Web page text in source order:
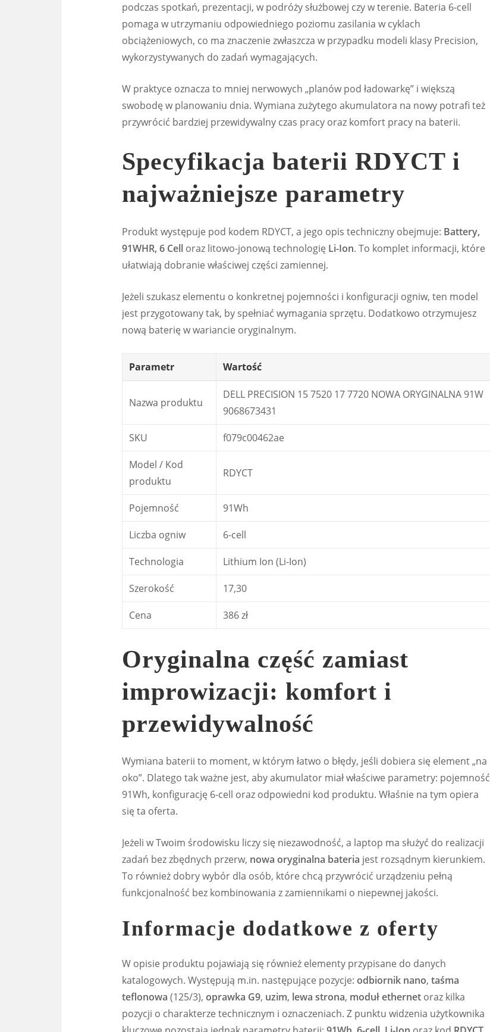
podczas spotkań, prezentacji, w podróży służbowej czy w terenie. Bateria 6-cell
pomaga w utrzymaniu odpowiedniego poziomu zasilania w cyklach
obciążeniowych, co ma znaczenie zwłaszcza w przypadku modeli klasy Precision,
wykorzystywanych do zadań wymagających.
W praktyce oznacza to mniej nerwowych „planów pod ładowarkę” i większą
swobodę w planowaniu dnia. Wymiana zużytego akumulatora na nowy potrafi też
przywrócić bardziej przewidywalny czas pracy oraz komfort pracy na baterii.
Specyfikacja baterii RDYCT i
najważniejsze parametry
Produkt występuje pod kodem RDYCT, a jego opis techniczny obejmuje: Battery,
91WHR, 6 Cell oraz litowo-jonową technologię Li-Ion. To komplet informacji, które
ułatwiają dobranie właściwej części zamiennej.
Jeżeli szukasz elementu o konkretnej pojemności i konfiguracji ogniw, ten model
jest przygotowany tak, by spełniać wymagania sprzętu. Dodatkowo otrzymujesz
nową baterię w wariancie oryginalnym.
Parametr Wartość
Nazwa produktu
DELL PRECISION 15 7520 17 7720 NOWA ORYGINALNA 91W
9068673431
SKU f079c00462ae
Model / Kod
produktu
RDYCT
Pojemność 91Wh
Liczba ogniw 6-cell
Technologia Lithium Ion (Li-Ion)
Szerokość 17,30
Cena 386 zł
Oryginalna część zamiast
improwizacji: komfort i
przewidywalność
Wymiana baterii to moment, w którym łatwo o błędy, jeśli dobiera się element „na
oko”. Dlatego tak ważne jest, aby akumulator miał właściwe parametry: pojemność
91Wh, konfigurację 6-cell oraz odpowiedni kod produktu. Właśnie na tym opiera
się ta oferta.
Jeżeli w Twoim środowisku liczy się niezawodność, a laptop ma służyć do realizacji
zadań bez zbędnych przerw, nowa oryginalna bateria jest rozsądnym kierunkiem.
To również dobry wybór dla osób, które chcą przywrócić urządzeniu pełną
funkcjonalność bez kombinowania z zamiennikami o niepewnej jakości.
Informacje dodatkowe z oferty
W opisie produktu pojawiają się również elementy przypisane do danych
katalogowych. Występują m.in. następujące pozycje: odbiornik nano, taśma
teflonowa (125/3), oprawka G9, uzim, lewa strona, moduł ethernet oraz kilka
pozycji o charakterze technicznym i oznaczeniach. Z punktu widzenia użytkownika